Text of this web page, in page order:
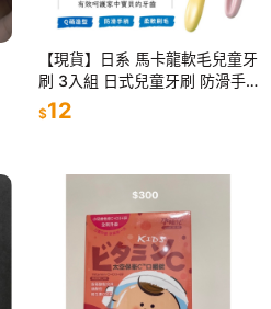
【現貨】日系 馬卡龍軟毛兒童牙
刷 3入組 日式兒童牙刷 防滑手
柄 軟毛牙刷 兒童牙刷 寶寶牙刷
牙刷 旅行刷牙 造型牙刷
$12